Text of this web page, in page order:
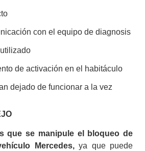
con el equipo de diagnosis
de activación en el habitáculo
dejado de funcionar a la vez
que se manipule el bloqueo de
Mercedes,ya que puede